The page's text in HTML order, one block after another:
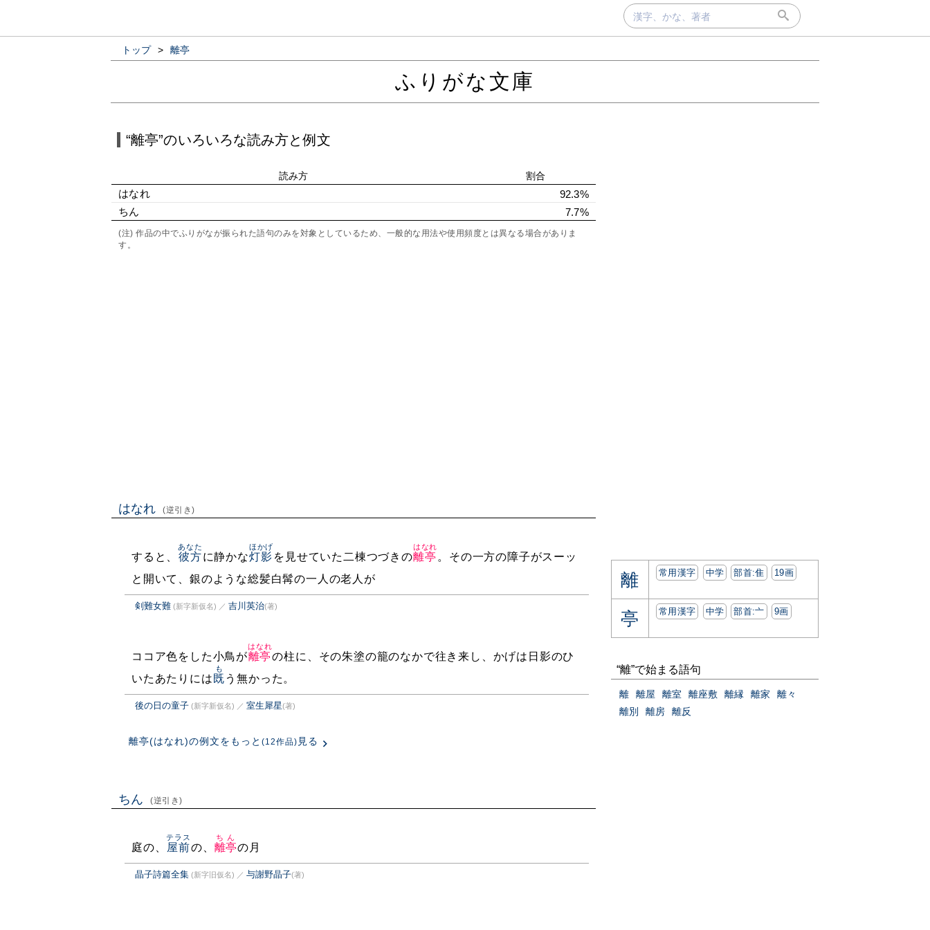
トップ > 離亭
ふりがな文庫
“離亭”のいろいろな読み方と例文
読み方 割合
はなれ
92.3%
ちん
7.7%
(注) 作品の中でふりがなが振られた語句のみを対象としているため、一般的な用法や使用頻度とは異なる場合がありま
す。
はなれ (逆引き)
すると、 彼方
あなた
に静かな灯影
ほかげ
を見せていた二棟つづきの離亭
はなれ
。その一方の障子がスーッ
と開いて、銀のような総髪白髯の一人の老人が
剣難女難 (新字新仮名) ／ 吉川英治(著)
ココア色をした小鳥が離亭
はなれ
の柱に、その朱塗の籠のなかで往き来し、かげは日影のひ
いたあたりには 既
も
う無かった。
後の日の童子 (新字新仮名) ／ 室生犀星(著)
離亭(はなれ)の例文をもっと (12作品) 見る
ちん (逆引き)
庭の、 屋前
テラス
の、 離亭
ちん
の月
晶子詩篇全集 (新字旧仮名) ／ 与謝野晶子(著)
離 常用漢字 中学 部首:⾫ 19画
亭 常用漢字 中学 部首:⼇ 9画
“離”で始まる語句
離 離屋 離室 離座敷 離縁 離家
離々
離別
離房 離反